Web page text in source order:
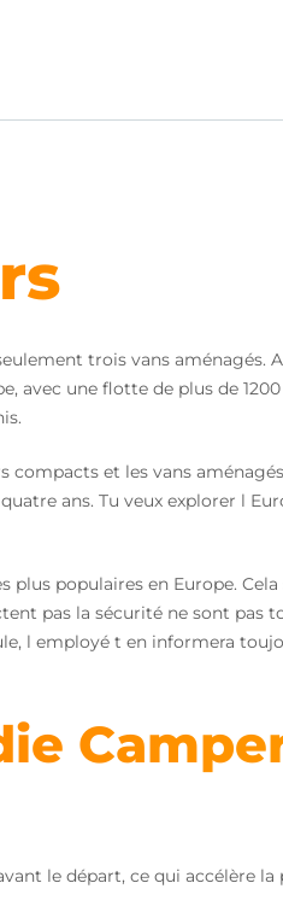
également nous envoyer un
trois vans aménagés.
avec une flotte de plus de
compacts et les vans
ans. Tu veux explorer l
plus populaires en Europe.
pas la sécurité ne sont
l employé t en informera
le départ, ce qui accélère